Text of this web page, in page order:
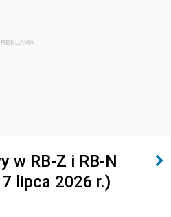
REKLAMA
w RB-Z i RB-N
lipca 2026 r.)